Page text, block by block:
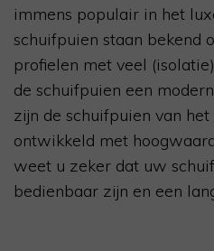
immens populair in het
schuifpuien staan bekend
profielen met veel
de schuifpuien een
zijn de schuifpuien van
ontwikkeld met
weet u zeker dat uw
bedienbaar zijn en een